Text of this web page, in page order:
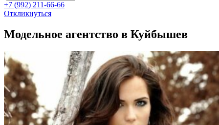
+7 (992) 211-66-66
Откликнуться
Модельное агентство в Куйбышев